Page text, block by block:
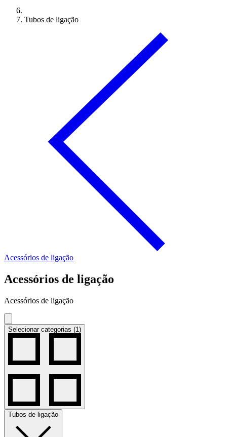
Tubos de ligação
Acessórios de ligação
Acessórios de ligação
Acessórios de ligação
Selecionar categorias (1)
Tubos de ligação